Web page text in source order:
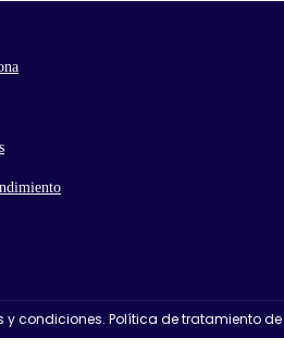
y condiciones. Política de tratamiento